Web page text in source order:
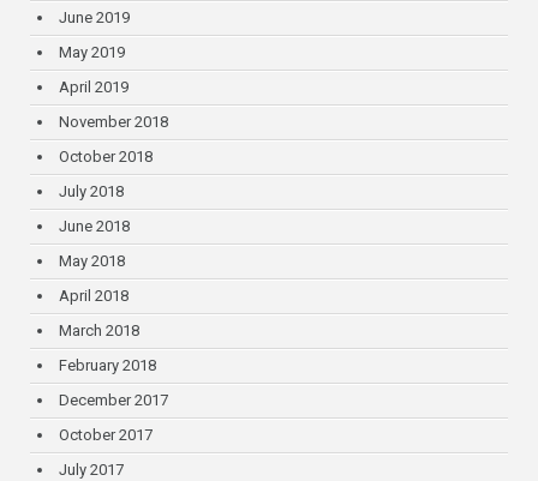
June 2019
May 2019
April 2019
November 2018
October 2018
July 2018
June 2018
May 2018
April 2018
March 2018
February 2018
December 2017
October 2017
July 2017